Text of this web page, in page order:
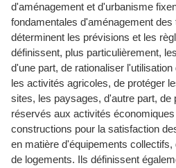
d'aménagement et d'urbanisme
fondamentales d'aménagement
déterminent les prévisions et les
définissent, plus particulièrement,
d'une part, de rationaliser
les activités agricoles, de protéger
sites, les paysages, d'autre part, de
réservés aux activités
constructions pour la satisfaction
en matière d'équipements
de logements. Ils définissent